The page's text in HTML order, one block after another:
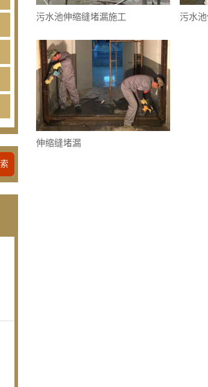
污水池伸缩缝堵漏施工 污水
伸缩缝堵漏